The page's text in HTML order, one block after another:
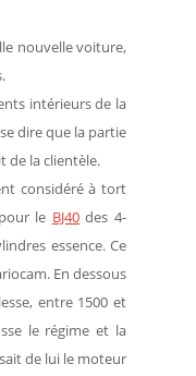
nouvelle voiture,
intérieurs de la
dire que la partie
de la clientèle.
considéré à tort
le BJ40des 4-
essence. Ce
En dessous
entre 1500 et
le régime et la
de lui le moteur